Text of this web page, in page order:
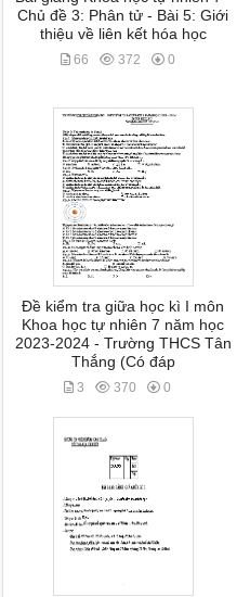
Chủ đề 3: Phân tử - Bài 5: Giới
thiệu về liên kết hóa học
66 372 0
Đề kiểm tra giữa học kì I môn
Khoa học tự nhiên 7 năm học
2023-2024 - Trường THCS Tân
Thắng (Có đáp
3 370 0